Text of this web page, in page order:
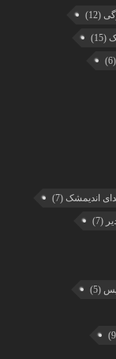
(12)
(15)
(6)
اندیمشک (7)
(7)
(5)